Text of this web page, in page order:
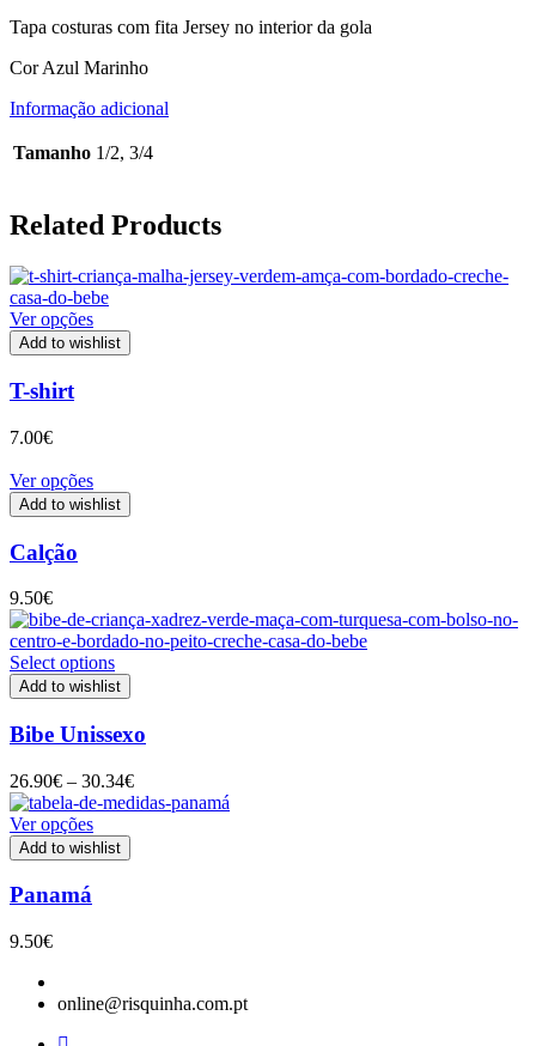
Tapa costuras com fita Jersey no interior da gola
Cor Azul Marinho
Informação adicional
Tamanho 1/2, 3/4
Related Products
Ver opções
Add to wishlist
T-shirt
7.00€
Ver opções
Add to wishlist
Calção
9.50€
Select options
Add to wishlist
Bibe Unissexo
26.90€ – 30.34€Price
range:
Ver opções
Add to wishlist
Panamá
9.50€
online@risquinha.com.pt